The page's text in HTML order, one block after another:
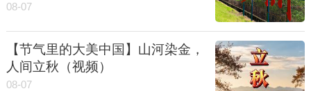
08-07
【节气里的大美中国】山河染金，
人间立秋（视频）
08-07